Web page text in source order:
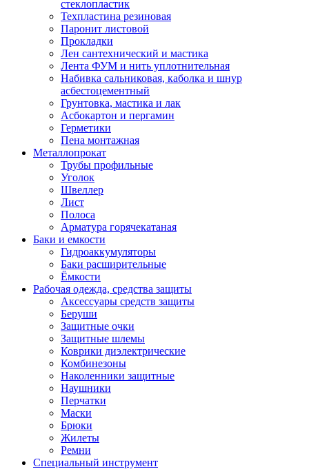
стеклопластик
Техпластина резиновая
Паронит листовой
Прокладки
Лен сантехнический и мастика
Лента ФУМ и нить уплотнительная
Набивка сальниковая, каболка и шнур
асбестоцементный
Грунтовка, мастика и лак
Асбокартон и пергамин
Герметики
Пена монтажная
Металлопрокат
Трубы профильные
Уголок
Швеллер
Лист
Полоса
Арматура горячекатаная
Баки и емкости
Гидроаккумуляторы
Баки расширительные
Ёмкости
Рабочая одежда, средства защиты
Аксессуары средств защиты
Беруши
Защитные очки
Защитные шлемы
Коврики диэлектрические
Комбинезоны
Наколенники защитные
Наушники
Перчатки
Маски
Брюки
Жилеты
Ремни
Специальный инструмент